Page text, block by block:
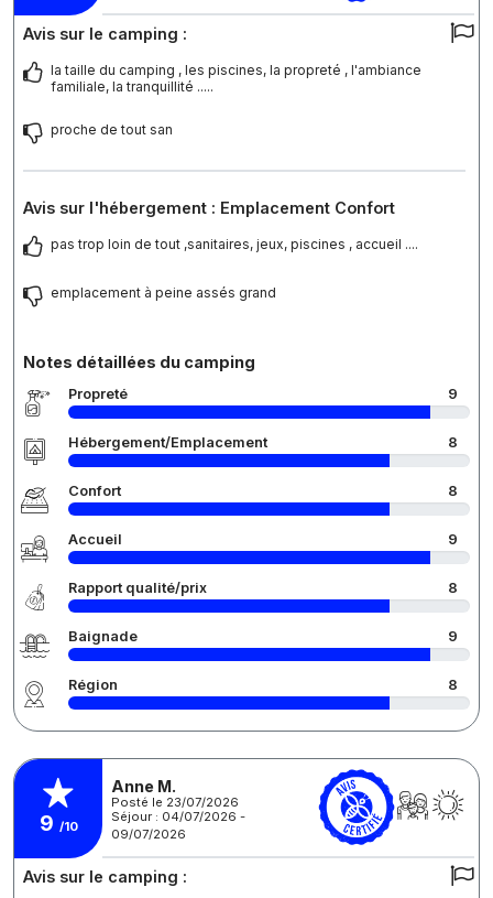
Avis sur le camping :
la taille du camping , les piscines, la propreté , l'ambiance
familiale, la tranquillité .....
proche de tout san
Avis sur l'hébergement : Emplacement Confort
pas trop loin de tout ,sanitaires, jeux, piscines , accueil ....
emplacement à peine assés grand
Notes détaillées du camping
Propreté 9
Hébergement/Emplacement 8
Confort 8
Accueil 9
Rapport qualité/prix 8
Baignade 9
Région 8
9 /10
Anne M.
Posté le 23/07/2026
Séjour : 04/07/2026 -
09/07/2026
Avis sur le camping :